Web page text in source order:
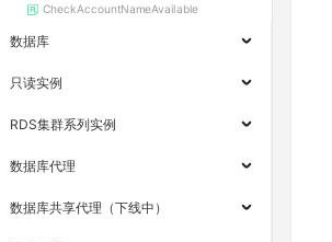
CheckAccountNameAvailable
数据库
只读实例
RDS集群系列实例
数据库代理
数据库共享代理（下线中）